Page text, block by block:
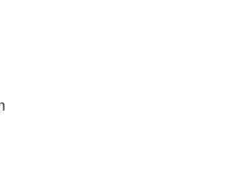
powerd by Maximilian Hamberger